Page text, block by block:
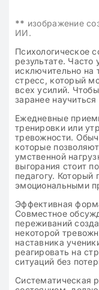
** изображение
ИИ.
Психологическое
результате. Часто
исключительно на
стресс, который
всех усилий.
заранее
Ежедневные
тренировки или
тревожности.
которые
умственной
выгорания стоит
педагогу. Который
эмоциональными
Эффективная
Совместное
переживаний
некоторой
наставника
реагировать на
ситуаций без
Систематическая